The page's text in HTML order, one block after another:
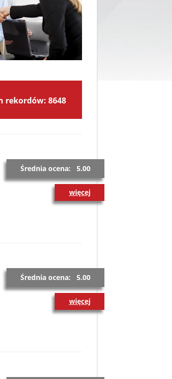
rekordów: 8648
Średnia ocena: 5.00
więcej
Średnia ocena: 5.00
więcej